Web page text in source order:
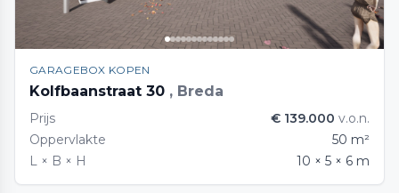
GARAGEBOX KOPEN
Kolfbaanstraat 30 , Breda
Prijs € 139.000 v.o.n.
Oppervlakte
50 m²
L × B × H
10 × 5 × 6 m